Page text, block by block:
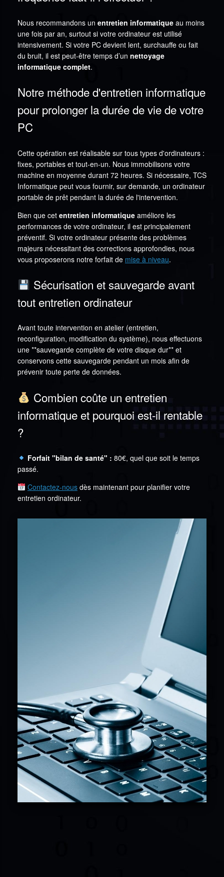
Nous recommandons un entretien informatique au moins
une fois par an, surtout si votre ordinateur est utilisé
intensivement. Si votre PC devient lent, surchauffe ou fait
du bruit, il est peut-être temps d’un nettoyage
informatique complet.
Notre méthode d'entretien informatique
pour prolonger la durée de vie de votre
PC
Cette opération est réalisable sur tous types d'ordinateurs :
fixes, portables et tout-en-un. Nous immobilisons votre
machine en moyenne durant 72 heures. Si nécessaire, TCS
Informatique peut vous fournir, sur demande, un ordinateur
portable de prêt pendant la durée de l'intervention.
Bien que cet entretien informatique améliore les
performances de votre ordinateur, il est principalement
préventif. Si votre ordinateur présente des problèmes
majeurs nécessitant des corrections approfondies, nous
vous proposerons notre forfait de mise à niveau.
Sécurisation et sauvegarde avant
tout entretien ordinateur
Avant toute intervention en atelier (entretien,
reconfiguration, modification du système), nous effectuons
une **sauvegarde complète de votre disque dur** et
conservons cette sauvegarde pendant un mois afin de
prévenir toute perte de données.
Combien coûte un entretien
informatique et pourquoi est-il rentable
?
Forfait "bilan de santé" : 80€, quel que soit le temps
passé.
Contactez-nousdès maintenant pour planifier votre
entretien ordinateur.